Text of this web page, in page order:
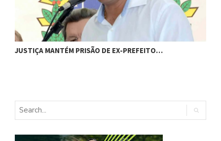
JUSTIÇA MANTÉM PRISÃO DE EX-PREFEITO…